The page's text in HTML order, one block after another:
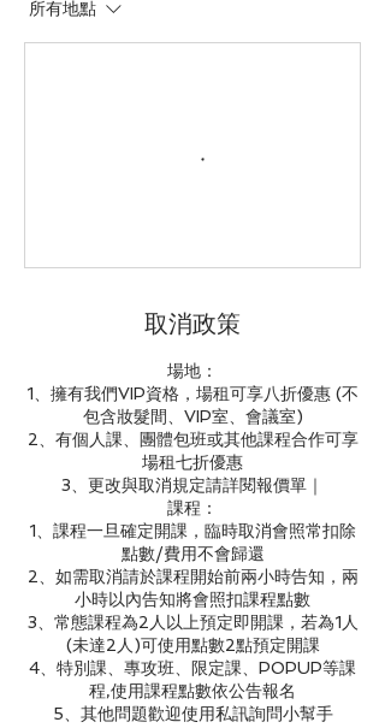
所有地點
取消政策
場地：
1、擁有我們VIP資格，場租可享八折優惠 (不
包含妝髮間、VIP室、會議室)
2、有個人課、團體包班或其他課程合作可享
場租七折優惠
3、更改與取消規定請詳閱報價單｜
課程：
1、課程一旦確定開課，臨時取消會照常扣除
點數/費用不會歸還
2、如需取消請於課程開始前兩小時告知，兩
小時以內告知將會照扣課程點數
3、常態課程為2人以上預定即開課，若為1人
(未達2人)可使用點數2點預定開課
4、特別課、專攻班、限定課、POPUP等課
程,使用課程點數依公告報名
5、其他問題歡迎使用私訊詢問小幫手